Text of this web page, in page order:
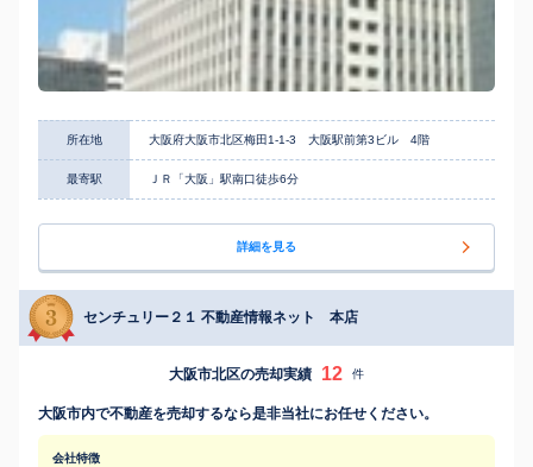
所在地 大阪府大阪市北区梅田1-1-3 大阪駅前第3ビル 4階
最寄駅 ＪＲ「大阪」駅南口徒歩6分
詳細を見る
センチュリー２１ 不動産情報ネット 本店
大阪市北区の売却実績 12 件
大阪市内で不動産を売却するなら是非当社にお任せください。
会社特徴